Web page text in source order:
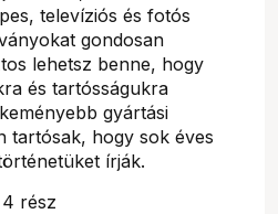
televíziós és fotós
gondosan
lehetsz benne, hogy
és tartósságukra
gyártási
tartósak, hogy sok éves
írják.
rész